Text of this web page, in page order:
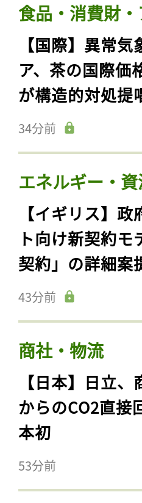
食品・消費財
【国際】異常
ア、茶の国際価
が構造的対処提
34分前
エネルギー・
【イギリス】
ト向け新契約
契約」の詳細案
43分前
商社・物流
【日本】日立
からのCO2直接
本初
53分前